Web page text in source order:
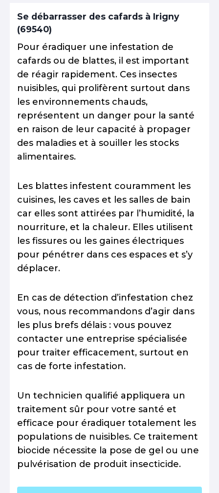
Se débarrasser des cafards à Irigny
(69540)
Pour éradiquer une infestation de
cafards ou de blattes, il est important
de réagir rapidement. Ces insectes
nuisibles, qui prolifèrent surtout dans
les environnements chauds,
représentent un danger pour la santé
en raison de leur capacité à propager
des maladies et à souiller les stocks
alimentaires.
Les blattes infestent couramment les
cuisines, les caves et les salles de bain
car elles sont attirées par l’humidité, la
nourriture, et la chaleur. Elles utilisent
les fissures ou les gaines électriques
pour pénétrer dans ces espaces et s’y
déplacer.
En cas de détection d’infestation chez
vous, nous recommandons d’agir dans
les plus brefs délais : vous pouvez
contacter une entreprise spécialisée
pour traiter efficacement, surtout en
cas de forte infestation.
Un technicien qualifié appliquera un
traitement sûr pour votre santé et
efficace pour éradiquer totalement les
populations de nuisibles. Ce traitement
biocide nécessite la pose de gel ou une
pulvérisation de produit insecticide.